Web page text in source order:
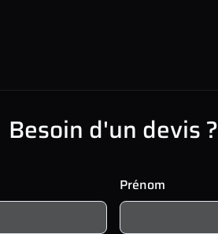
Besoin d'un devis ?
Prénom